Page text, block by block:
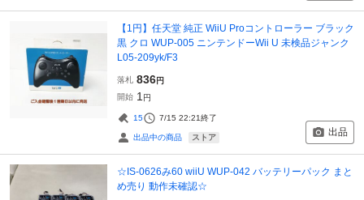
【1円】任天堂 純正 WiiU Proコントローラー ブラック
黒 クロ WUP-005 ニンテンドーWii U 未検品ジャンク
L05-209yk/F3
落札 836円
開始 1 円
15 7/15 22:21終了
出品中の商品 ストア 出品
☆IS-0626み60 wiiU WUP-042 バッテリーパック まと
め売り 動作未確認☆